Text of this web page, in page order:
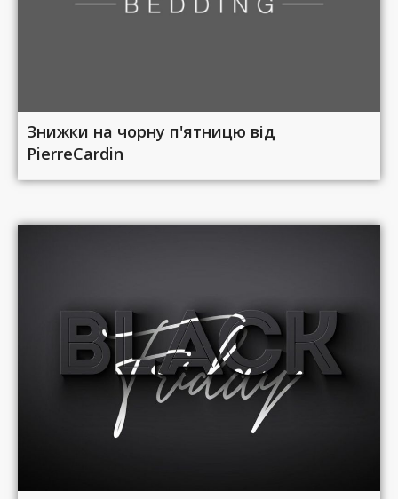
Знижки на чорну п'ятницю від
PierreCardin